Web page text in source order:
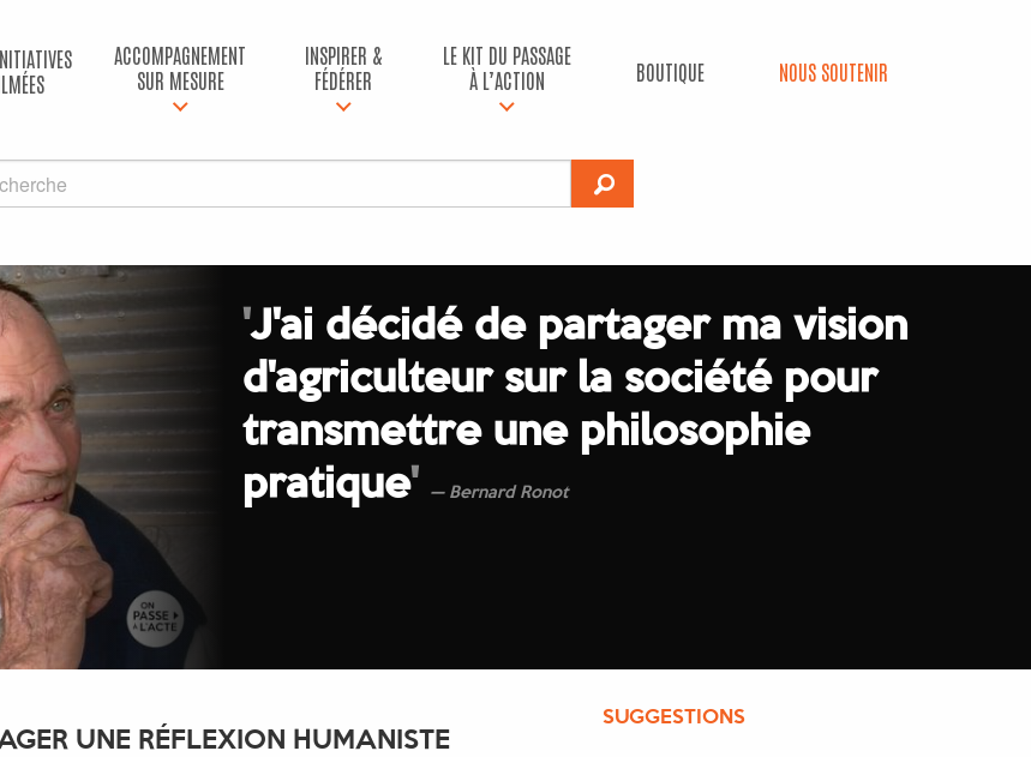
ACCOMPAGNEMENT
SUR MESURE
INSPIRER &
FÉDÉRER
LE KIT DU PASSAGE
À L’ACTION
BOUTIQUE NOUS SOUTENIR
'J'ai décidé de partager ma vision
d'agriculteur sur la société pour
transmettre une philosophie
pratique' Bernard Ronot
UNE RÉFLEXION HUMANISTE
SUGGESTIONS